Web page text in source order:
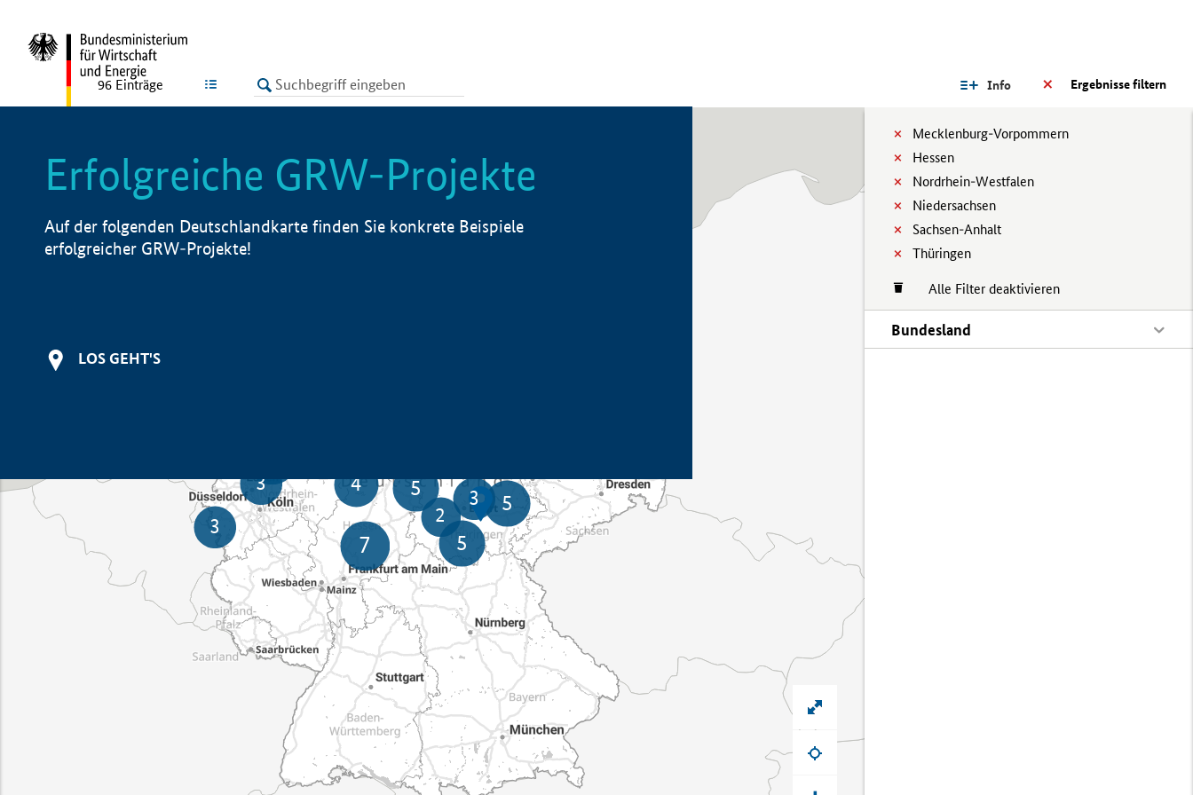
LISTE Ergebnisse filtern
Info
Mecklenburg-Vorpommern
Hessen
Nordrhein-Westfalen
Niedersachsen
Sachsen-Anhalt
Thüringen
Alle Filter deaktivieren
Bundesland
96 Einträge
Erfolgreiche GRW-Projekte
Auf der folgenden Deutschlandkarte finden Sie konkrete Beispiele
erfolgreicher GRW-Projekte!
LOS GEHT'S